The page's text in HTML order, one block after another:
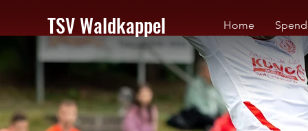
TSV Waldkappel Home